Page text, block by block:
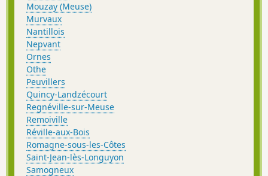
Mouzay (Meuse)
Murvaux
Nantillois
Nepvant
Ornes
Othe
Peuvillers
Quincy-Landzécourt
Regnéville-sur-Meuse
Remoiville
Réville-aux-Bois
Romagne-sous-les-Côtes
Saint-Jean-lès-Longuyon
Samogneux